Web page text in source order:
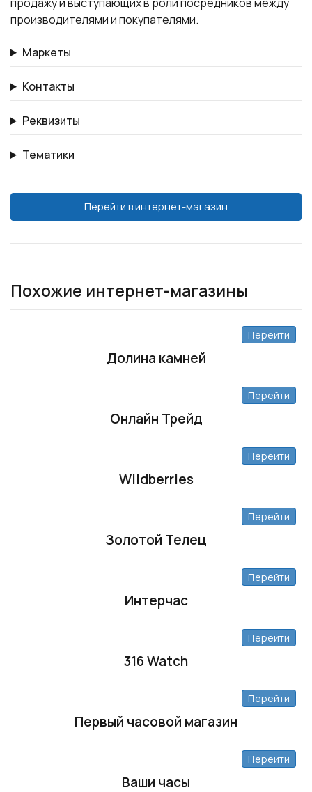
производителями и покупателями.
Маркеты
Контакты
Реквизиты
Тематики
Перейти в интернет-магазин
Похожие интернет-магазины
Долина камней
Перейти
Онлайн Трейд
Перейти
Wildberries
Перейти
Золотой Телец
Перейти
Интерчас
Перейти
316 Watch
Перейти
Первый часовой магазин
Перейти
Ваши часы
Перейти